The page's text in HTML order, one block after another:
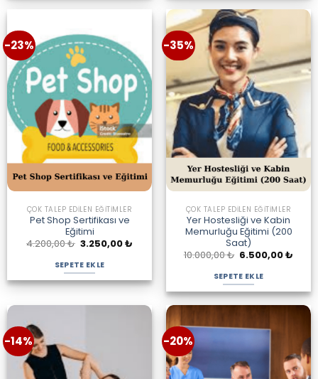
-23%
ÇOK TALEP EDILEN EĞITIMLER
Pet Shop Sertifikası ve
Eğitimi
4.200,00₺ Orijinal
4.200,00 ₺.
3.250,00₺Şu
SEPETE EKLE
-35%
ÇOK TALEP EDILEN EĞITIMLER
Yer Hostesliği ve Kabin
Memurluğu Eğitimi (200
Saat)
10.000,00₺ Orijinal
10.000,00 ₺.
6.500,00₺
SEPETE EKLE
-14% -20%